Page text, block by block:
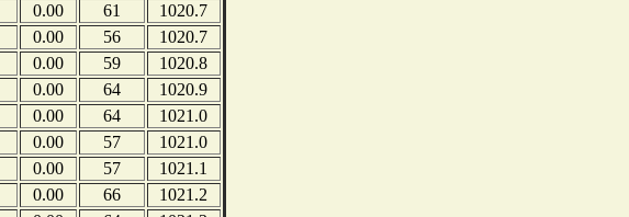
0.00 61
1020.7
0.00 56
1020.7
0.00 59
1020.8
0.00 64
1020.9
0.00 64
1021.0
0.00 57
1021.0
0.00 57
1021.1
0.00 66
1021.2